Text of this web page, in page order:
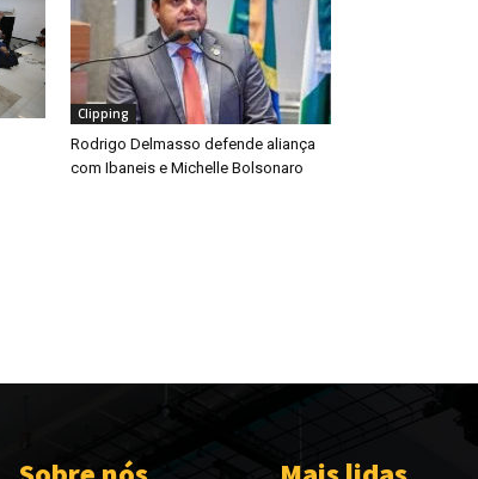
Clipping
Rodrigo Delmasso defende aliança
com Ibaneis e Michelle Bolsonaro